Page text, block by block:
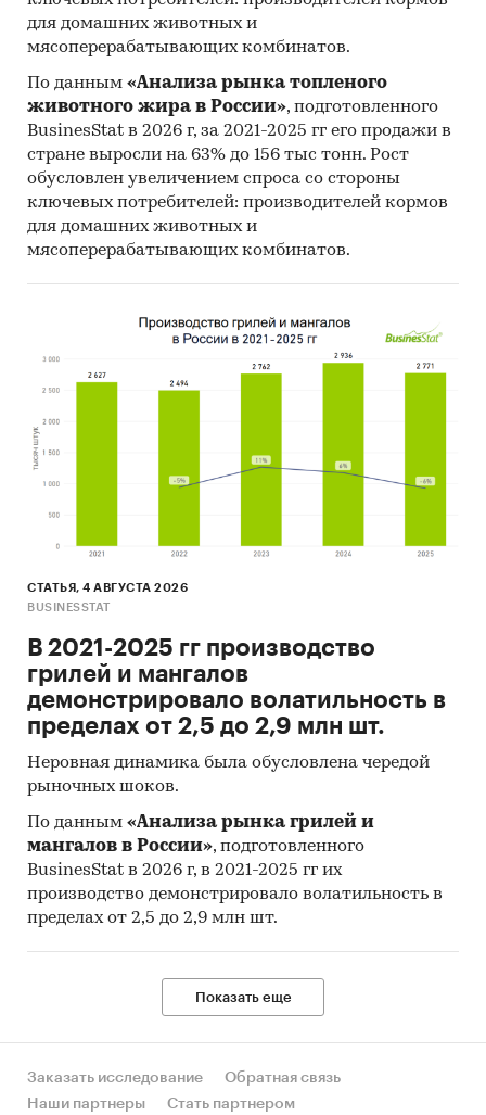
для домашних животных и
мясоперерабатывающих комбинатов.
По данным «Анализа рынка топленого
животного жира в России», подготовленного
BusinesStat в 2026 г, за 2021-2025 гг его продажи в
стране выросли на 63% до 156 тыс тонн. Рост
обусловлен увеличением спроса со стороны
ключевых потребителей: производителей кормов
для домашних животных и
мясоперерабатывающих комбинатов.
СТАТЬЯ, 4 АВГУСТА 2026
BUSINESSTAT
В 2021-2025 гг производство
грилей и мангалов
демонстрировало волатильность в
пределах от 2,5 до 2,9 млн шт.
Неровная динамика была обусловлена чередой
рыночных шоков.
По данным «Анализа рынка грилей и
мангалов в России», подготовленного
BusinesStat в 2026 г, в 2021-2025 гг их
производство демонстрировало волатильность в
пределах от 2,5 до 2,9 млн шт.
Показать еще
Заказать исследование
Обратная связь
Наши партнеры
Стать партнером